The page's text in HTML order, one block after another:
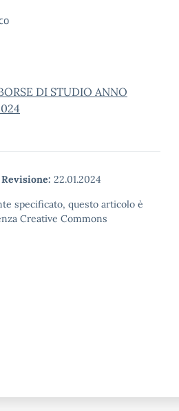
DI STUDIO ANNO
Revisione: 22.01.2024
specificato, questo articolo è
Creative Commons